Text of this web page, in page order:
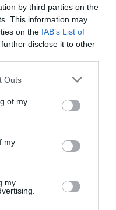
by third parties on the
This information may
on the IAB’s List of
disclose it to other
one or more Google
You may click to
its third-party tags to
in below Google
Outs
of my
my
my
της
ανταγωνιστική,
ελληνική
δύο ψαλίδια
στο